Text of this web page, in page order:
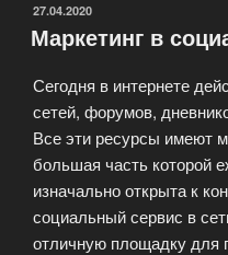
ОПУБЛИКОВАНО
27.04.2020
Маркетинг в
Сегодня в интернете
сетей, форумов,
Все эти ресурсы имеют
большая часть которой
изначально открыта к
социальный сервис в
отличную площадку для